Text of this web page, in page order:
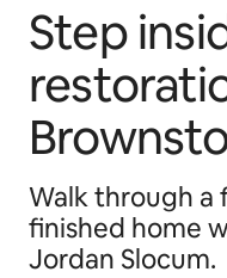
Step
Walk through a
finished home
Jordan Slocum.